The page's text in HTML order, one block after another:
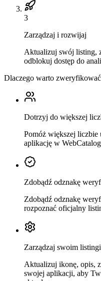
3
Zarządzaj i rozwijaj
Aktualizuj swój listing,
odblokuj dostęp do
Dlaczego warto
Dotrzyj do większej
Pomóż większej
aplikację w
Zdobądź odznakę
Zdobądź odznakę
rozpoznać oficjalny
Zarządzaj swoim
Aktualizuj ikonę, opis,
swojej aplikacji, aby